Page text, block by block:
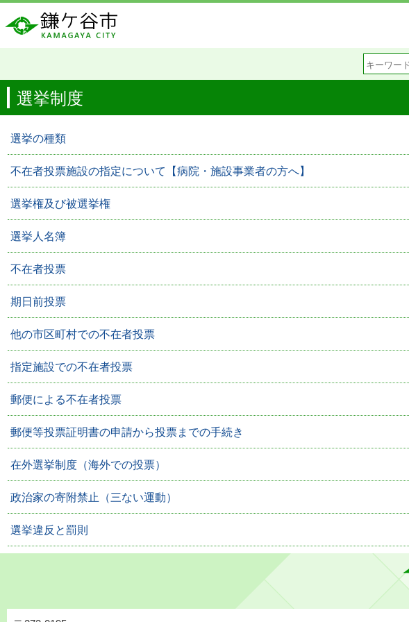
選挙制度
選挙の種類
不在者投票施設の指定について【病院・施設事業者の方へ】
選挙権及び被選挙権
選挙人名簿
不在者投票
期日前投票
他の市区町村での不在者投票
指定施設での不在者投票
郵便による不在者投票
郵便等投票証明書の申請から投票までの手続き
在外選挙制度（海外での投票）
政治家の寄附禁止（三ない運動）
選挙違反と罰則